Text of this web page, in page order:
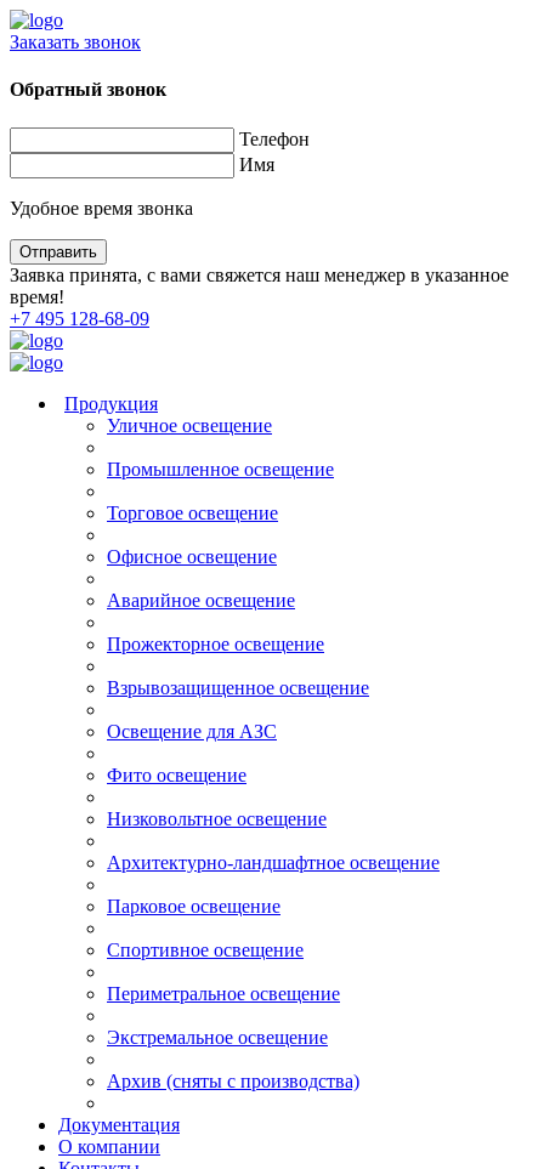
Заказать звонок
Обратный звонок
Телефон
Имя
Удобное время звонка
Заявка принята, с вами свяжется наш менеджер в указанное
время!
+7 495 128-68-09
Продукция
Уличное освещение
Промышленное освещение
Торговое освещение
Офисное освещение
Аварийное освещение
Прожекторное освещение
Взрывозащищенное освещение
Освещение для АЗС
Фито освещение
Низковольтное освещение
Архитектурно-ландшафтное освещение
Парковое освещение
Спортивное освещение
Периметральное освещение
Экстремальное освещение
Архив (сняты с производства)
Документация
О компании